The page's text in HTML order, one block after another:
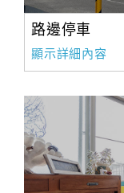
路邊停車
顯示詳細內容